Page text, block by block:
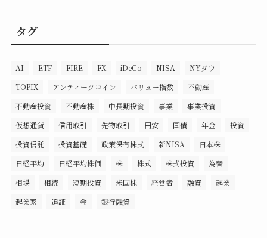
タグ
AI ETF FIRE FX iDeCo NISA
NYダウ
TOPIX
アンティークコイン バリュー指数
不動産
不動産投資
不動産株 中長期投資 事業
事業投資
仮想通貨
信用取引 先物取引 円安 国債 年金
投資
投資信託
投資基礎 政策保有株式 新NISA
日本株
日経平均
日経平均株価 株 株式 株式投資
為替
相場
相続 短期投資 米国株 経営者 融資
起業
起業家
追証 金 銀行融資